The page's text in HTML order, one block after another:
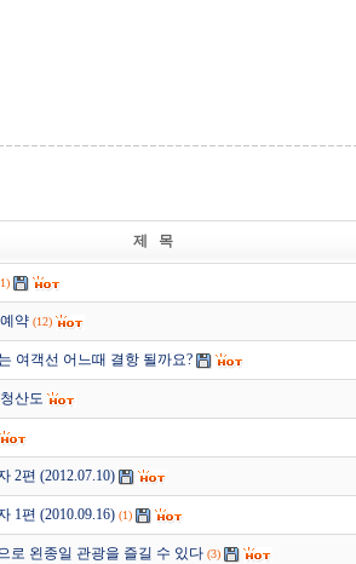
제 목
약 (12)
여객선 어느때 결항 될까요?
산도
2편 (2012.07.10)
1편 (2010.09.16) (1)
로 왼종일 관광을 즐길 수 있다 (3)